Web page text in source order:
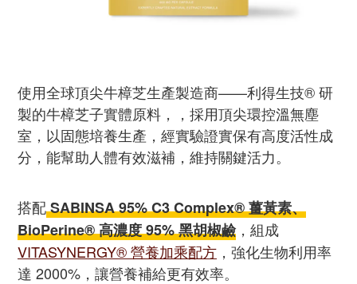
使用全球頂尖牛樟芝生產製造商——利得生技® 研
製的牛樟芝子實體原料，，採用頂尖環控溫無塵
室，以固態培養生產，經實驗證實保有高度活性成
分，能幫助人體有效滋補，維持關鍵活力。
搭配SABINSA 95% C3 Complex® 薑黃素、
BioPerine® 高濃度 95% 黑胡椒鹼，組成
VITASYNERGY® 營養加乘配方 ，強化生物利用率
達 2000%，讓營養補給更有效率。